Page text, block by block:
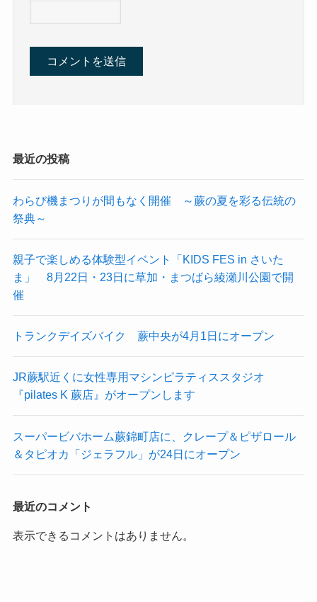
最近の投稿
わらび機まつりが間もなく開催 ～蕨の夏を彩る伝統の
祭典～
親子で楽しめる体験型イベント「KIDS FES in さいた
ま」 8月22日・23日に草加・まつばら綾瀬川公園で開
催
トランクデイズバイク 蕨中央が4月1日にオープン
JR蕨駅近くに女性専用マシンピラティススタジオ
『pilates K 蕨店』がオープンします
スーパービバホーム蕨錦町店に、クレープ＆ピザロール
＆タピオカ「ジェラフル」が24日にオープン
最近のコメント
表示できるコメントはありません。